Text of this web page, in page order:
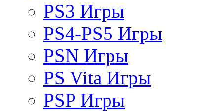
PS3 Игры
PS4-PS5 Игры
PSN Игры
PS Vita Игры
PSP Игры